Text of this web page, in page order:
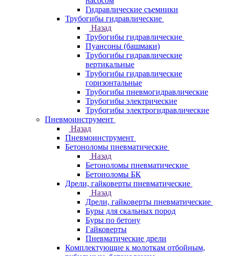
Гидравлические съемники
Трубогибы гидравлические
Назад
Трубогибы гидравлические
Пуансоны (башмаки)
Трубогибы гидравлические
вертикальные
Трубогибы гидравлические
горизонтальные
Трубогибы пневмогидравлические
Трубогибы электрические
Трубогибы электрогидравлические
Пневмоинструмент
Назад
Пневмоинструмент
Бетоноломы пневматические
Назад
Бетоноломы пневматические
Бетоноломы БК
Дрели, гайковерты пневматические
Назад
Дрели, гайковерты пневматические
Буры для скальных пород
Буры по бетону
Гайковерты
Пневматические дрели
Комплектующие к молоткам отбойным,